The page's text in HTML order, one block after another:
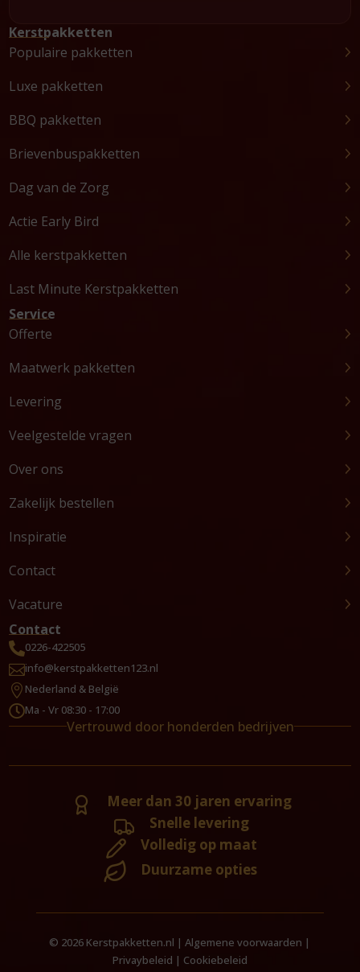
Kerstpakketten
Populaire pakketten
Luxe pakketten
BBQ pakketten
Brievenbuspakketten
Dag van de Zorg
Actie Early Bird
Alle kerstpakketten
Last Minute Kerstpakketten
Service
Offerte
Maatwerk pakketten
Levering
Veelgestelde vragen
Over ons
Zakelijk bestellen
Inspiratie
Contact
Vacature
Contact
0226-422505
info@kerstpakketten123.nl
 Nederland & België
Ma - Vr 08:30 - 17:00
Vertrouwd door honderden bedrijven
Meer dan 30 jaren ervaring
Snelle levering
Volledig op maat
Duurzame opties
© 2026 Kerstpakketten.nl |Algemene voorwaarden |
Privaybeleid | Cookiebeleid